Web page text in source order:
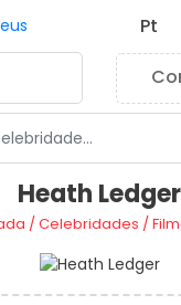
Pt
Heath Ledger
/Celebridades /